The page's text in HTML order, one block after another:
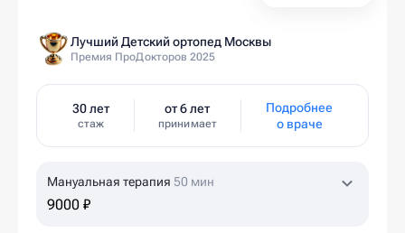
Лучший Детский ортопед Москвы
Премия ПроДокторов 2025
30 лет
стаж
от 6 лет
принимает
Подробнее
о враче
Мануальная терапия 50 мин
9000 ₽